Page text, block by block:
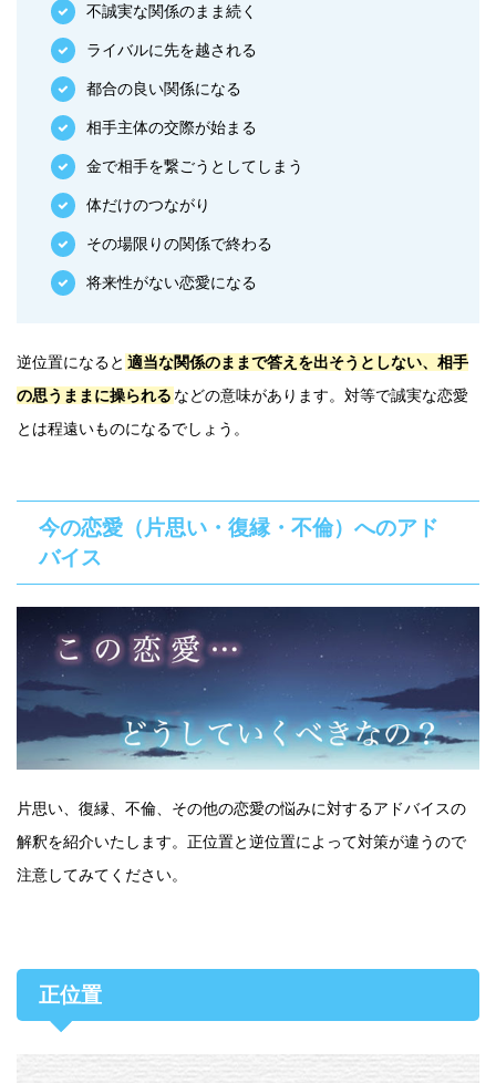
不誠実な関係のまま続く
ライバルに先を越される
都合の良い関係になる
相手主体の交際が始まる
金で相手を繋ごうとしてしまう
体だけのつながり
その場限りの関係で終わる
将来性がない恋愛になる
逆位置になると 適当な関係のままで答えを出そうとしない、相手
の思うままに操られる などの意味があります。対等で誠実な恋愛
とは程遠いものになるでしょう。
今の恋愛（片思い・復縁・不倫）へのアド
バイス
片思い、復縁、不倫、その他の恋愛の悩みに対するアドバイスの
解釈を紹介いたします。正位置と逆位置によって対策が違うので
注意してみてください。
正位置